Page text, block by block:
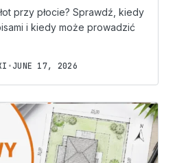
przy płocie? Sprawdź, kiedy
i kiedy może prowadzić
• JUNE 17, 2026